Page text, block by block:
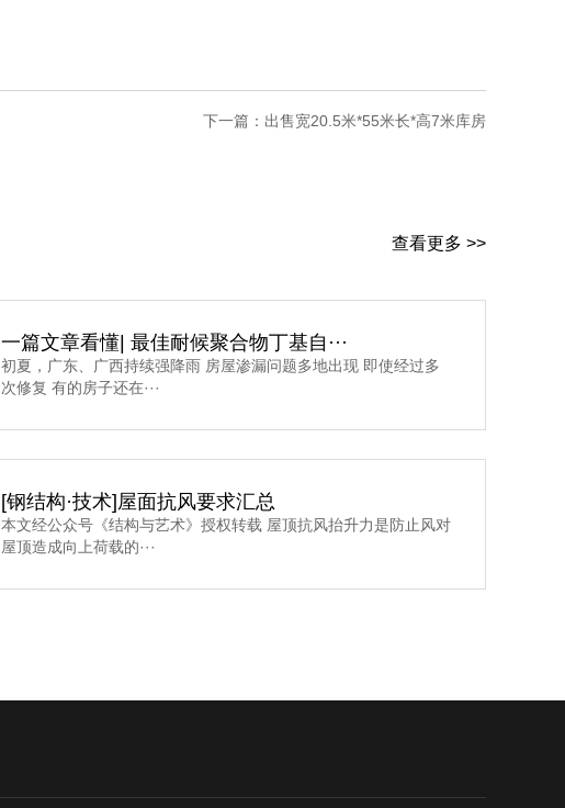
下一篇： 出售宽20.5米*55米长*高7米库房
查看更多 >>
一篇文章看懂| 最佳耐候聚合物丁基自···
初夏，广东、广西持续强降雨 房屋渗漏问题多地出现 即使经过多
次修复 有的房子还在···
[钢结构·技术]屋面抗风要求汇总
本文经公众号《结构与艺术》授权转载 屋顶抗风抬升力是防止风对
屋顶造成向上荷载的···